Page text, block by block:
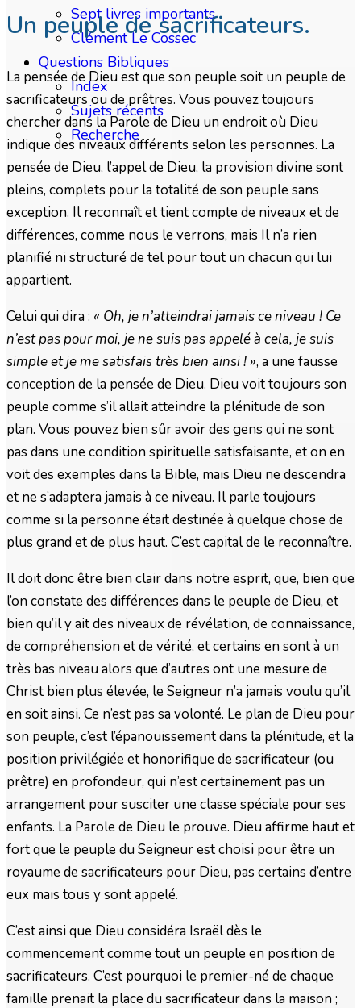
Sept livres importants
Clément Le Cossec
Questions Bibliques
Index
Sujets récents
Recherche
Un peuple de sacrificateurs.
La pensée de Dieu est que son peuple soit un peuple de
sacrificateurs ou de prêtres. Vous pouvez toujours
chercher dans la Parole de Dieu un endroit où Dieu
indique des niveaux différents selon les personnes. La
pensée de Dieu, l’appel de Dieu, la provision divine sont
pleins, complets pour la totalité de son peuple sans
exception. Il reconnaît et tient compte de niveaux et de
différences, comme nous le verrons, mais Il n’a rien
planifié ni structuré de tel pour tout un chacun qui lui
appartient.
Celui qui dira : « Oh, je n’atteindrai jamais ce niveau ! Ce
n’est pas pour moi, je ne suis pas appelé à cela, je suis
simple et je me satisfais très bien ainsi ! », a une fausse
conception de la pensée de Dieu. Dieu voit toujours son
peuple comme s’il allait atteindre la plénitude de son
plan. Vous pouvez bien sûr avoir des gens qui ne sont
pas dans une condition spirituelle satisfaisante, et on en
voit des exemples dans la Bible, mais Dieu ne descendra
et ne s’adaptera jamais à ce niveau. Il parle toujours
comme si la personne était destinée à quelque chose de
plus grand et de plus haut. C’est capital de le reconnaître.
Il doit donc être bien clair dans notre esprit, que, bien que
l’on constate des différences dans le peuple de Dieu, et
bien qu’il y ait des niveaux de révélation, de connaissance,
de compréhension et de vérité, et certains en sont à un
très bas niveau alors que d’autres ont une mesure de
Christ bien plus élevée, le Seigneur n’a jamais voulu qu’il
en soit ainsi. Ce n’est pas sa volonté. Le plan de Dieu pour
son peuple, c’est l’épanouissement dans la plénitude, et la
position privilégiée et honorifique de sacrificateur (ou
prêtre) en profondeur, qui n’est certainement pas un
arrangement pour susciter une classe spéciale pour ses
enfants. La Parole de Dieu le prouve. Dieu affirme haut et
fort que le peuple du Seigneur est choisi pour être un
royaume de sacrificateurs pour Dieu, pas certains d’entre
eux mais tous y sont appelé.
C’est ainsi que Dieu considéra Israël dès le
commencement comme tout un peuple en position de
sacrificateurs. C’est pourquoi le premier-né de chaque
famille prenait la place du sacrificateur dans la maison ;